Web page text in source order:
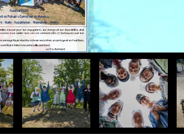
présidents